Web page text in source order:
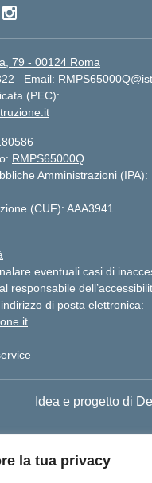
la tua privacy
79 - 00124 Roma
Email:
(PEC):
RMPS65000Q
Amministrazioni (IPA):
(CUF): AAA3941
eventuali casi di
responsabile
di posta elettronica:
Idea e progetto di